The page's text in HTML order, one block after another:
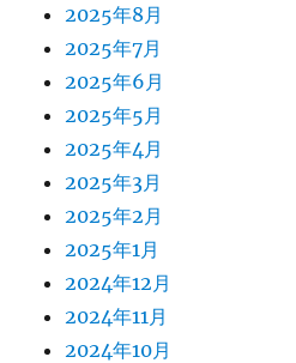
2025年8月
2025年7月
2025年6月
2025年5月
2025年4月
2025年3月
2025年2月
2025年1月
2024年12月
2024年11月
2024年10月